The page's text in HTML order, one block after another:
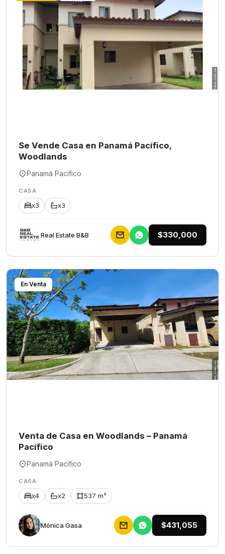
Se Vende Casa en Panamá Pacífico,
Woodlands
Panamá Pacífico
CASA
x3 x3
Rеаl Еstаtе В&В $330,000
En Venta
Venta de Casa en Woodlands – Panamá
Pacífico
Panamá Pacífico
CASA
x4 x2 537 m²
Mónica Gasa $431,055